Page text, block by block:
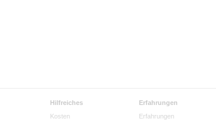
Hilfreiches
Kosten
Erfahrungen
Erfahrungen